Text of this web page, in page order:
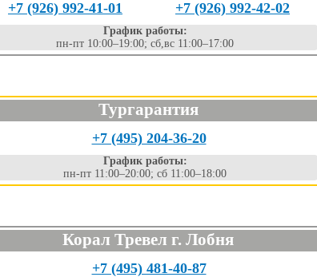
+7 (926) 992-41-01 +7 (926) 992-42-02
График работы:
пн-пт 10:00–19:00; сб,вс 11:00–17:00
Тургарантия
+7 (495) 204-36-20
График работы:
пн-пт 11:00–20:00; сб 11:00–18:00
Корал Тревел г. Лобня
+7 (495) 481-40-87